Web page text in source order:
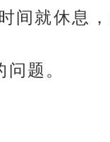
间就休息
题。